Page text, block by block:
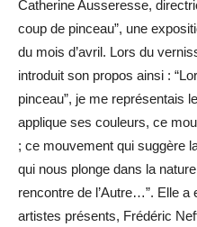
Catherine Ausseresse,
coup de pinceau”, une
du mois d’avril. Lors du
introduit son propos ainsi :
pinceau”, je me représentais
applique ses couleurs, ce
; ce mouvement qui suggère
qui nous plonge dans la
rencontre de l’Autre…”. Elle
artistes présents, Frédéric